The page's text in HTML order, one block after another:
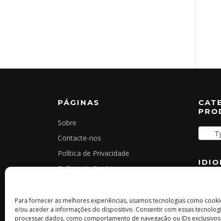
Para fornecer as melhores experiências, usamos tecnologias como
e/ou aceder a informações do dispositivo. Consentir com essas
processar dados, como comportamento de navegação ou IDs
PÁGINAS
Sobre
Contacte-nos
Política de Privacidade
Política de Cookies
Livro de Reclamações Online